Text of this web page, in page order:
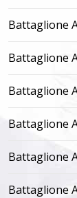
Battaglione
Battaglione
Battaglione
Battaglione
Battaglione
Battaglione